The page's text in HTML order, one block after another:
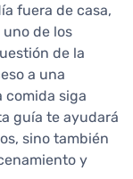
fuera de casa,
de los
de la
a una
comida siga
guía te ayudará
sino también
y